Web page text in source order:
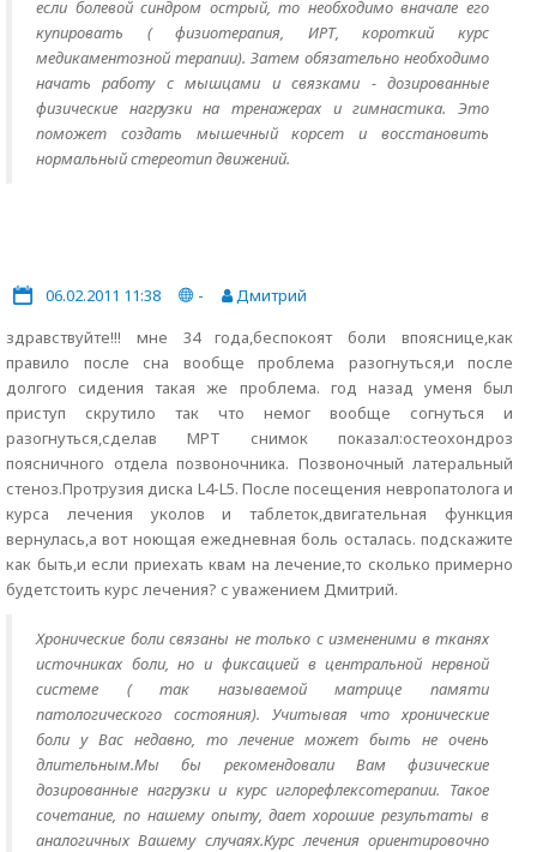
если болевой синдром острый, то необходимо вначале его
купировать ( физиотерапия, ИРТ, короткий курс
медикаментозной терапии). Затем обязательно необходимо
начать работу с мышцами и связками - дозированные
физические нагрузки на тренажерах и гимнастика. Это
поможет создать мышечный корсет и восстановить
нормальный стереотип движений.
06.02.2011 11:38 -
Дмитрий
здравствуйте!!! мне 34 года,беспокоят боли впояснице,как
правило после сна вообще проблема разогнуться,и после
долгого сидения такая же проблема. год назад уменя был
приступ скрутило так что немог вообще согнуться и
разогнуться,сделав МРТ снимок показал:остеохондроз
поясничного отдела позвоночника. Позвоночный латеральный
стеноз.Протрузия диска L4-L5. После посещения невропатолога и
курса лечения уколов и таблеток,двигательная функция
вернулась,а вот ноющая ежедневная боль осталась. подскажите
как быть,и если приехать квам на лечение,то сколько примерно
будетстоить курс лечения? с уважением Дмитрий.
Хронические боли связаны не только с измененими в тканях
источниках боли, но и фиксацией в центральной нервной
системе ( так называемой матрице памяти
патологического состояния). Учитывая что хронические
боли у Вас недавно, то лечение может быть не очень
длительным.Мы бы рекомендовали Вам физические
дозированные нагрузки и курс иглорефлексотерапии. Такое
сочетание, по нашему опыту, дает хорошие результаты в
аналогичных Вашему случаях.Курс лечения ориентировочно